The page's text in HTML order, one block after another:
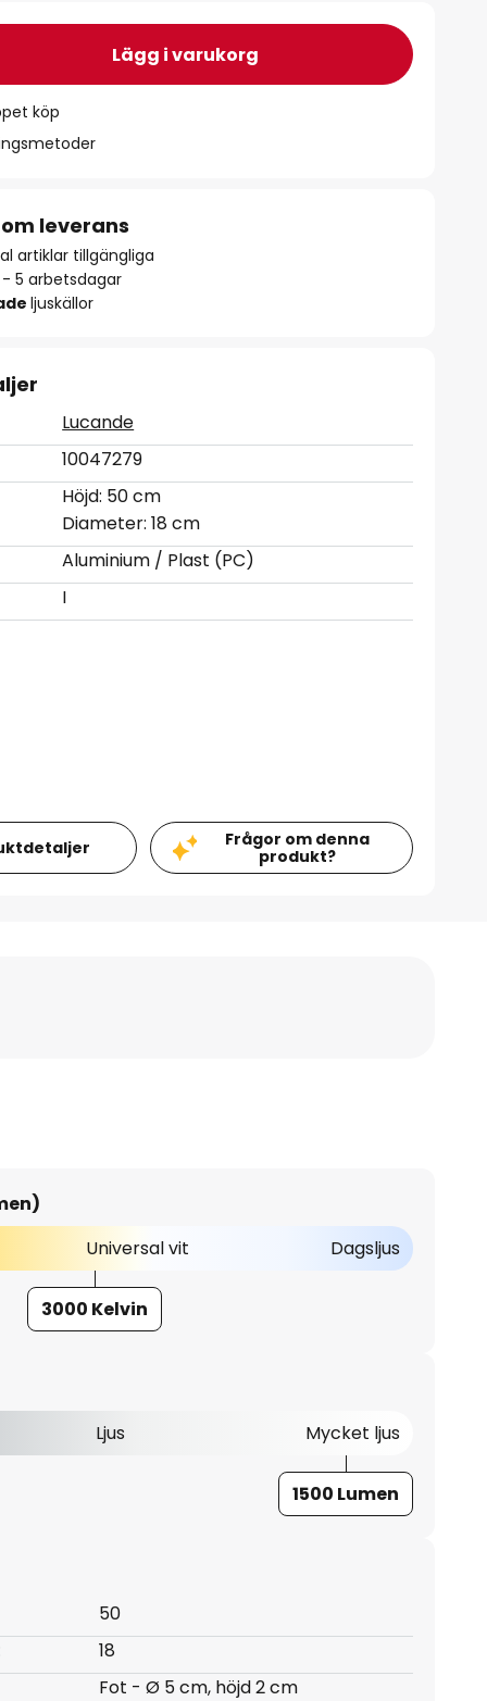
Lägg i varukorg
köp
leverans
artiklar tillgängliga
- 5 arbetsdagar
ljuskällor
Lucande
10047279
Höjd: 50 cm
Diameter: 18 cm
Aluminium / Plast (PC)
I
Frågor om denna
produkt?
Universal vit
Dagsljus
3000 Kelvin
Ljus Mycket ljus
1500 Lumen
50
18
Fot - Ø 5 cm, höjd 2 cm